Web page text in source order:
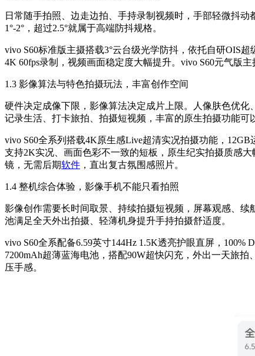
日常随手拍照、边走边拍、手持录制视频时，手部轻微抖
1°-2°，超过2.5°就属于高端防抖规格。
vivo S60标准版主摄搭载3°云台级光学防抖，依托自研OIS
4K 60fps录制，视频画面稳定度大幅提升。vivo S60元气版
1.3 影像算法与特色拍摄玩法，丰富创作空间
硬件决定成像下限，影像算法决定成片上限。人像肤色优
记录生活、打卡旅拍、拍摄短视频，丰富的原生拍摄功能可
vivo S60全系列搭载4K原生感Live超清实况拍摄功能，
支持2K实况、画面色彩不一致的短板，原生纪实拍摄质感
镜，无需后期软件 ，直出复古氛围感照片。
1.4 整机综合体验，影像手机不能只看拍照
影像创作需要长时间取景、持续拍摄短视频，屏幕观感、
池满足全天外出拍摄、轻薄机身提升手持拍摄舒适度。
vivo S60全系配备6.59英寸144Hz 1.5K透亮护眼直屏，
7200mAh超薄蓝海电池，搭配90W超快闪充，外出一天旅
压手感。